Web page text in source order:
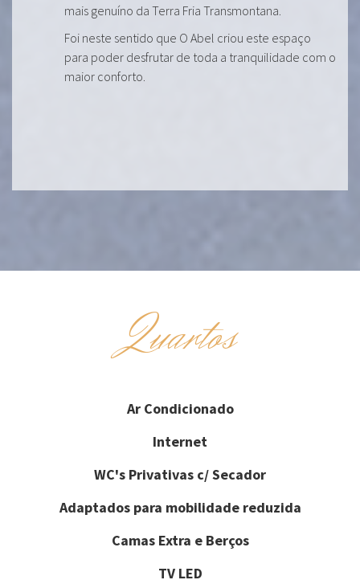
mais genuíno da Terra Fria Transmontana.
Foi neste sentido que O Abel criou este espaço
para poder desfrutar de toda a tranquilidade com o
maior conforto.
Quartos
Ar Condicionado
Internet
WC's Privativas c/ Secador
Adaptados para mobilidade reduzida
Camas Extra e Berços
TV LED